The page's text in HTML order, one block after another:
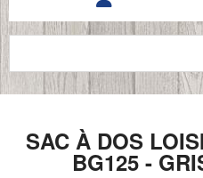
SAC À DOS
BG125 -